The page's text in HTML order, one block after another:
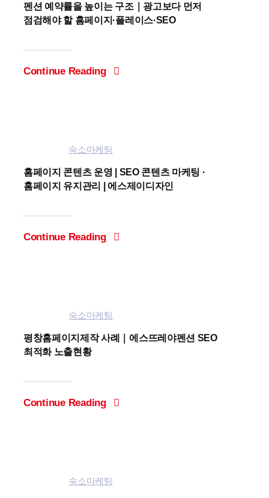
펜션 예약률을 높이는 구조｜광고보다 먼저
점검해야 할 홈페이지·플레이스·SEO
Continue Reading
숙소마케팅
홈페이지 콘텐츠 운영 | SEO 콘텐츠 마케팅 ·
홈페이지 유지관리 | 에스제이디자인
Continue Reading
숙소마케팅
평창홈페이지제작 사례｜에스뜨레야펜션 SEO
최적화 노출현황
Continue Reading
숙소마케팅